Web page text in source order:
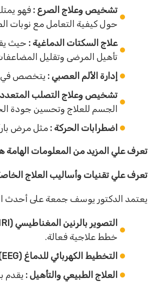
تشخيص وعلاج الصرع : فهو
حول كيفية التعامل مع نوبات
علاج السكتات الدماغية : حيث
تأهيل المرضى وتقليل
إدارة الألم العصبي : يتخصص في
تشخيص وعلاج التصلب
الجسم للعلاج وتحسين جودة
اضطرابات الحركة : مثل مرض
تعرف علي المزيد من المعلومات الهامة
تعرف علي تقنيات وأساليب العلاج
يعتمد الدكتور يوسف جمعة على أحدث
التصوير بالرنين المغناطيسي (MRI) :
خطط علاجية فعالة.
التخطيط الكهربائي للدماغ (EEG) :
العلاج الطبيعي والتأهيل : يقدم